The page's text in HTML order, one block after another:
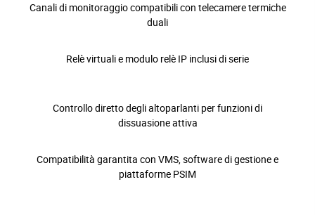
Canali di monitoraggio compatibili con telecamere termiche
duali
Relè virtuali e modulo relè IP inclusi di serie
Controllo diretto degli altoparlanti per funzioni di
dissuasione attiva
Compatibilità garantita con VMS, software di gestione e
piattaforme PSIM